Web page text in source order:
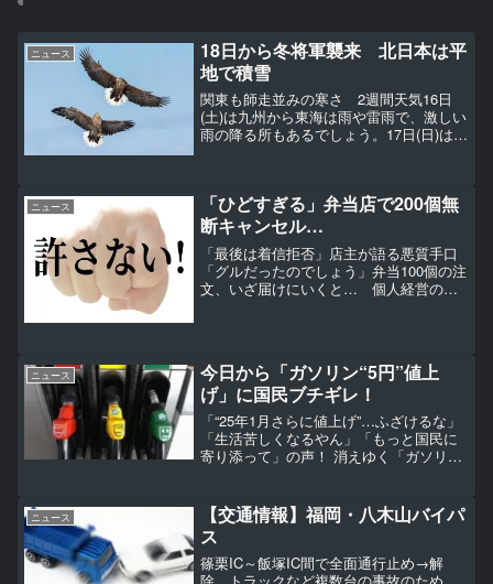
ニュース
18日から冬将軍襲来 北日本は平
地で積雪
関東も師走並みの寒さ 2週間天気16日
(土)は九州から東海は雨や雷雨で、激しい
雨の降る所もあるでしょう。17日(日)は寒
ら北陸...
ニュース
「ひどすぎる」弁当店で200個無
断キャンセル…
「最後は着信拒否」店主が語る悪質手口
「グルだったのでしょう」弁当100個の注
文、いざ届けにいくと… 個人経営の弁
ニュース
今日から「ガソリン“5円”値上
げ」に国民ブチギレ！
「“25年1月さらに値上げ”…ふざけるな」
「生活苦しくなるやん」「もっと国民に
寄り添って」の声！ 消えゆく「ガソリン
12月19日からガソリン補助金の縮小が始
まり、ガ...
ニュース
【交通情報】福岡・八木山バイパ
ス
篠栗IC～飯塚IC間で全面通行止め→解